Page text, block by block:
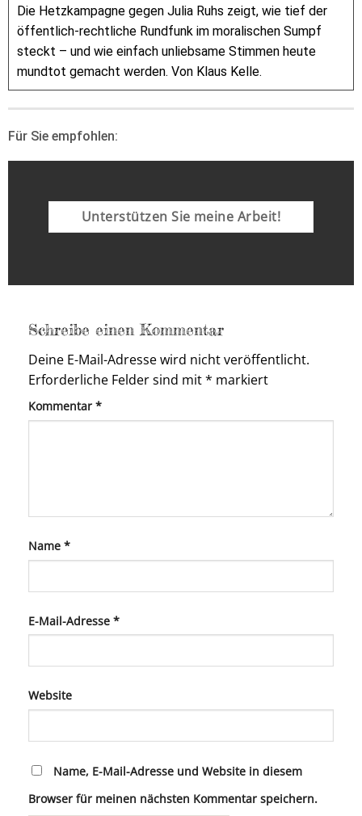
Die Hetzkampagne gegen Julia Ruhs zeigt, wie tief der
öffentlich-rechtliche Rundfunk im moralischen Sumpf
steckt – und wie einfach unliebsame Stimmen heute
mundtot gemacht werden. Von Klaus Kelle.
Für Sie empfohlen:
Unterstützen Sie meine Arbeit!
Schreibe einen Kommentar
Deine E-Mail-Adresse wird nicht veröffentlicht.
Erforderliche Felder sind mit* markiert
Kommentar *
Name *
E-Mail-Adresse *
Website
Name, E-Mail-Adresse und Website in diesem
Browser für meinen nächsten Kommentar speichern.